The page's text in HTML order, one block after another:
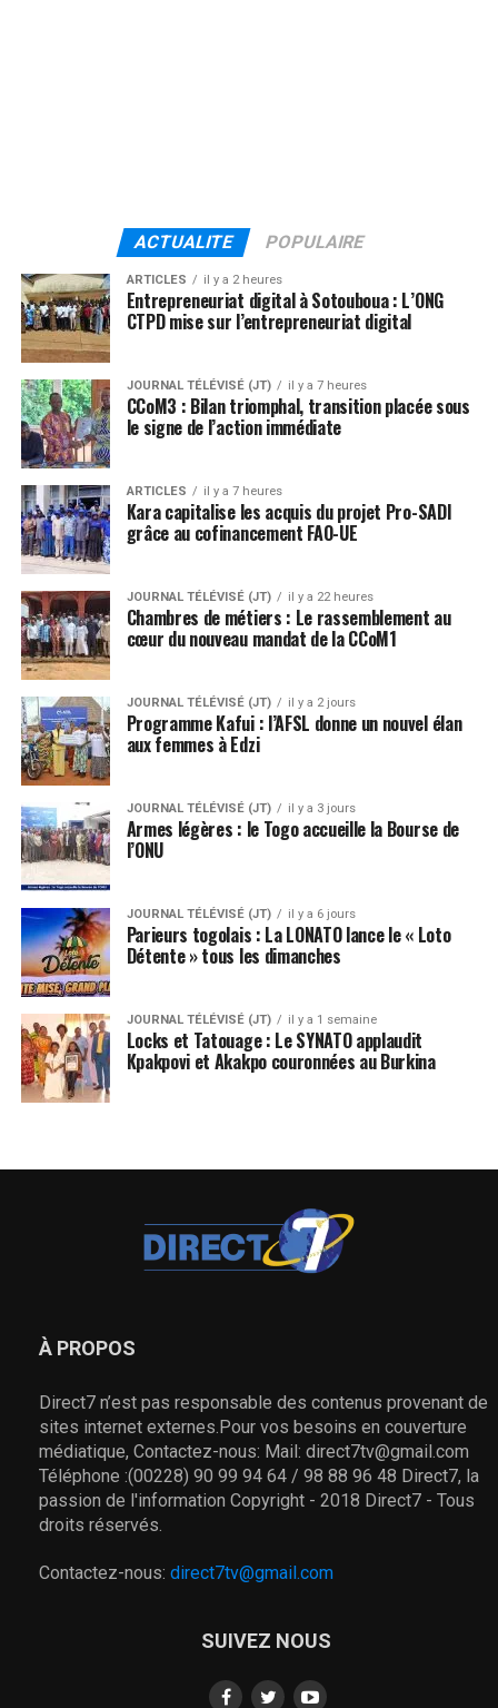
ACTUALITE POPULAIRE
ARTICLES il y a 2 heures
Entrepreneuriat digital à Sotouboua : L’ONG
CTPD mise sur l’entrepreneuriat digital
JOURNAL TÉLÉVISÉ (JT) il y a 7 heures
CCoM3 : Bilan triomphal, transition placée sous
le signe de l’action immédiate
ARTICLES il y a 7 heures
Kara capitalise les acquis du projet Pro-SADI
grâce au cofinancement FAO-UE
JOURNAL TÉLÉVISÉ (JT) il y a 22 heures
Chambres de métiers : Le rassemblement au
cœur du nouveau mandat de la CCoM1
JOURNAL TÉLÉVISÉ (JT) il y a 2 jours
Programme Kafui : l’AFSL donne un nouvel élan
aux femmes à Edzi
JOURNAL TÉLÉVISÉ (JT) il y a 3 jours
Armes légères : le Togo accueille la Bourse de
l’ONU
JOURNAL TÉLÉVISÉ (JT) il y a 6 jours
Parieurs togolais : La LONATO lance le « Loto
Détente » tous les dimanches
JOURNAL TÉLÉVISÉ (JT) il y a 1 semaine
Locks et Tatouage : Le SYNATO applaudit
Kpakpovi et Akakpo couronnées au Burkina
À PROPOS
Direct7 n’est pas responsable des contenus provenant de
sites internet externes.Pour vos besoins en couverture
médiatique, Contactez-nous: Mail: direct7tv@gmail.com
Téléphone :(00228) 90 99 94 64 / 98 88 96 48 Direct7, la
passion de l'information Copyright - 2018 Direct7 - Tous
droits réservés.
Contactez-nous: direct7tv@gmail.com
SUIVEZ NOUS